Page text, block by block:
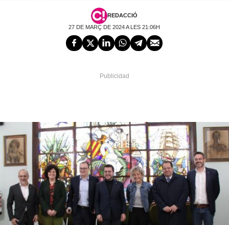
REDACCIÓ
27 DE MARÇ DE 2024 A LES 21:06H